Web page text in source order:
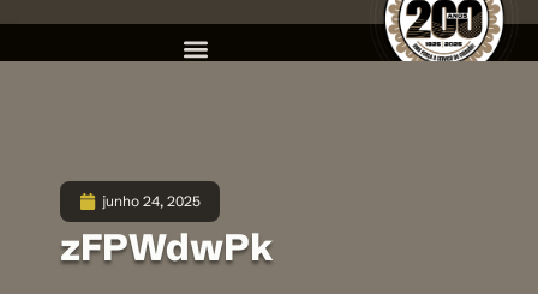
junho 24, 2025
zFPWdwPk